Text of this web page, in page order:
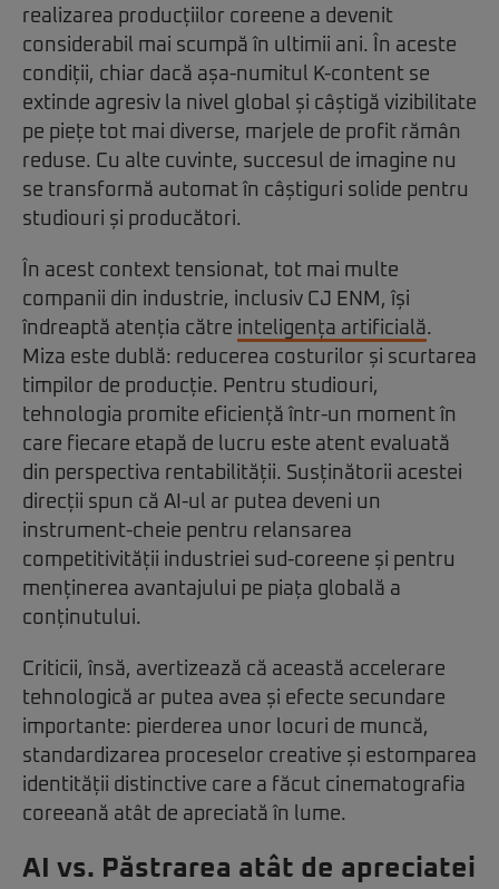
realizarea producțiilor coreene a devenit
considerabil mai scumpă în ultimii ani. În aceste
condiții, chiar dacă așa-numitul K-content se
extinde agresiv la nivel global și câștigă vizibilitate
pe piețe tot mai diverse, marjele de profit rămân
reduse. Cu alte cuvinte, succesul de imagine nu
se transformă automat în câștiguri solide pentru
studiouri și producători.
În acest context tensionat, tot mai multe
companii din industrie, inclusiv CJ ENM, își
îndreaptă atenția către inteligența artificială.
Miza este dublă: reducerea costurilor și scurtarea
timpilor de producție. Pentru studiouri,
tehnologia promite eficiență într-un moment în
care fiecare etapă de lucru este atent evaluată
din perspectiva rentabilității. Susținătorii acestei
direcții spun că AI-ul ar putea deveni un
instrument-cheie pentru relansarea
competitivității industriei sud-coreene și pentru
menținerea avantajului pe piața globală a
conținutului.
Criticii, însă, avertizează că această accelerare
tehnologică ar putea avea și efecte secundare
importante: pierderea unor locuri de muncă,
standardizarea proceselor creative și estomparea
identității distinctive care a făcut cinematografia
coreeană atât de apreciată în lume.
AI vs. Păstrarea atât de apreciatei